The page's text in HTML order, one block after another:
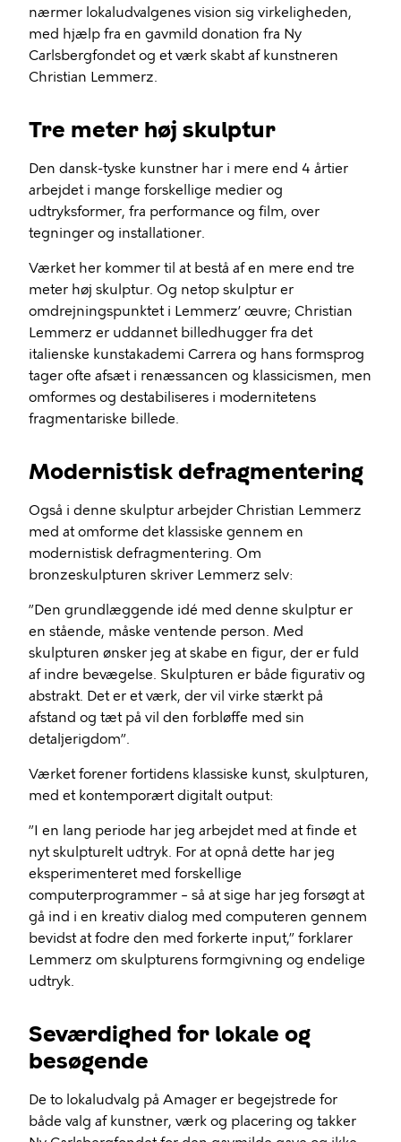
nærmer lokaludvalgenes vision sig virkeligheden,
med hjælp fra en gavmild donation fra Ny
Carlsbergfondet og et værk skabt af kunstneren
Christian Lemmerz.
Tre meter høj skulptur
Den dansk-tyske kunstner har i mere end 4 årtier
arbejdet i mange forskellige medier og
udtryksformer, fra performance og film, over
tegninger og installationer.
Værket her kommer til at bestå af en mere end tre
meter høj skulptur. Og netop skulptur er
omdrejningspunktet i Lemmerz’ œuvre; Christian
Lemmerz er uddannet billedhugger fra det
italienske kunstakademi Carrera og hans formsprog
tager ofte afsæt i renæssancen og klassicismen, men
omformes og destabiliseres i modernitetens
fragmentariske billede.
Modernistisk defragmentering
Også i denne skulptur arbejder Christian Lemmerz
med at omforme det klassiske gennem en
modernistisk defragmentering. Om
bronzeskulpturen skriver Lemmerz selv:
”Den grundlæggende idé med denne skulptur er
en stående, måske ventende person. Med
skulpturen ønsker jeg at skabe en figur, der er fuld
af indre bevægelse. Skulpturen er både figurativ og
abstrakt. Det er et værk, der vil virke stærkt på
afstand og tæt på vil den forbløffe med sin
detaljerigdom”.
Værket forener fortidens klassiske kunst, skulpturen,
med et kontemporært digitalt output:
”I en lang periode har jeg arbejdet med at finde et
nyt skulpturelt udtryk. For at opnå dette har jeg
eksperimenteret med forskellige
computerprogrammer – så at sige har jeg forsøgt at
gå ind i en kreativ dialog med computeren gennem
bevidst at fodre den med forkerte input,” forklarer
Lemmerz om skulpturens formgivning og endelige
udtryk.
Seværdighed for lokale og
besøgende
De to lokaludvalg på Amager er begejstrede for
både valg af kunstner, værk og placering og takker